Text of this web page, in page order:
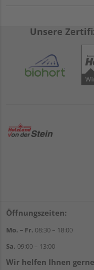
Unsere
Öffnungszeiten:
Mo. – Fr. 08:30 – 18:00
Sa. 09:00 – 13:00
Wir helfen Ihnen gerne